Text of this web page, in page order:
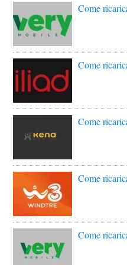
Come
Come
Come
Come
Come